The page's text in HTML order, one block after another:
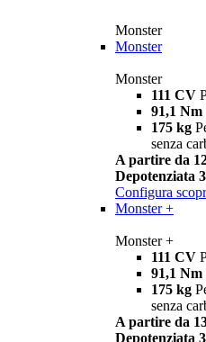
Monster
Monster
Monster
111 CV
91,1 Nm
175 kg
senza
A partire da
Depotenziata
Configura
Monster +
Monster +
111 CV
91,1 Nm
175 kg
senza
A partire da
Depotenziata